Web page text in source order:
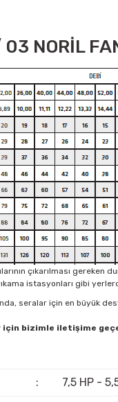
NORİL
çıkarılması gereken
istasyonları gibi
seralar için en büyük
için bizimle iletişime
: 7,5 HP -